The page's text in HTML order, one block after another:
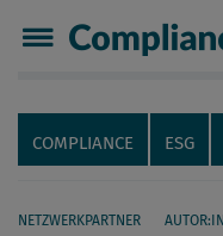
Servicenavigation
Navigation
COMPLIANCE ESG
NETZWERKPARTNER